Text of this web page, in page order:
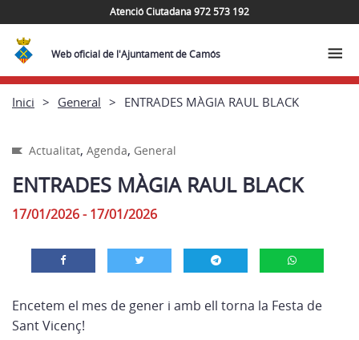
Atenció Ciutadana 972 573 192
Web oficial de l'Ajuntament de Camós
Inici General ENTRADES MÀGIA RAUL BLACK
Actualitat, Agenda, General
ENTRADES MÀGIA RAUL BLACK
17/01/2026 - 17/01/2026
Encetem el mes de gener i amb ell torna la Festa de
Sant Vicenç!